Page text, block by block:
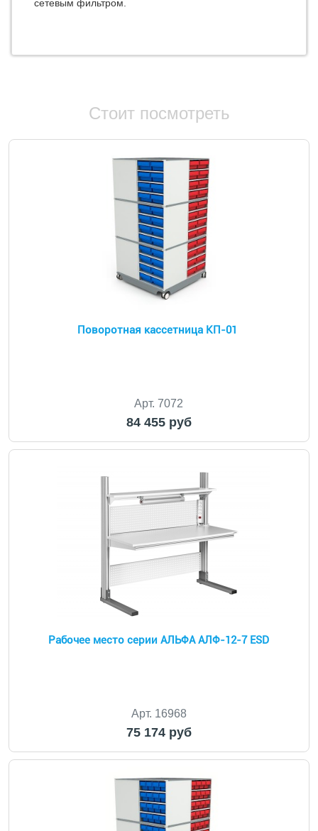
сетевым фильтром.
Стоит посмотреть
Поворотная кассетница КП-01
Арт. 7072
84 455 руб
Рабочее место серии АЛЬФА АЛФ-12-7 ESD
Арт. 16968
75 174 руб